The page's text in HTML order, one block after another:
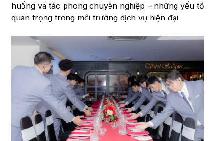
huống và tác phong chuyên nghiệp – những yếu tố
quan trọng trong môi trường dịch vụ hiện đại.